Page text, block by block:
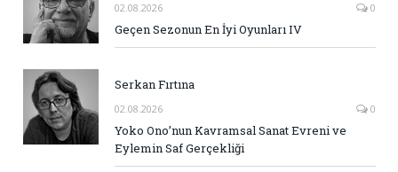
02.08.2026 0
Geçen Sezonun En İyi Oyunları IV
Serkan Fırtına
02.08.2026 0
Yoko Ono’nun Kavramsal Sanat Evreni ve
Eylemin Saf Gerçekliği